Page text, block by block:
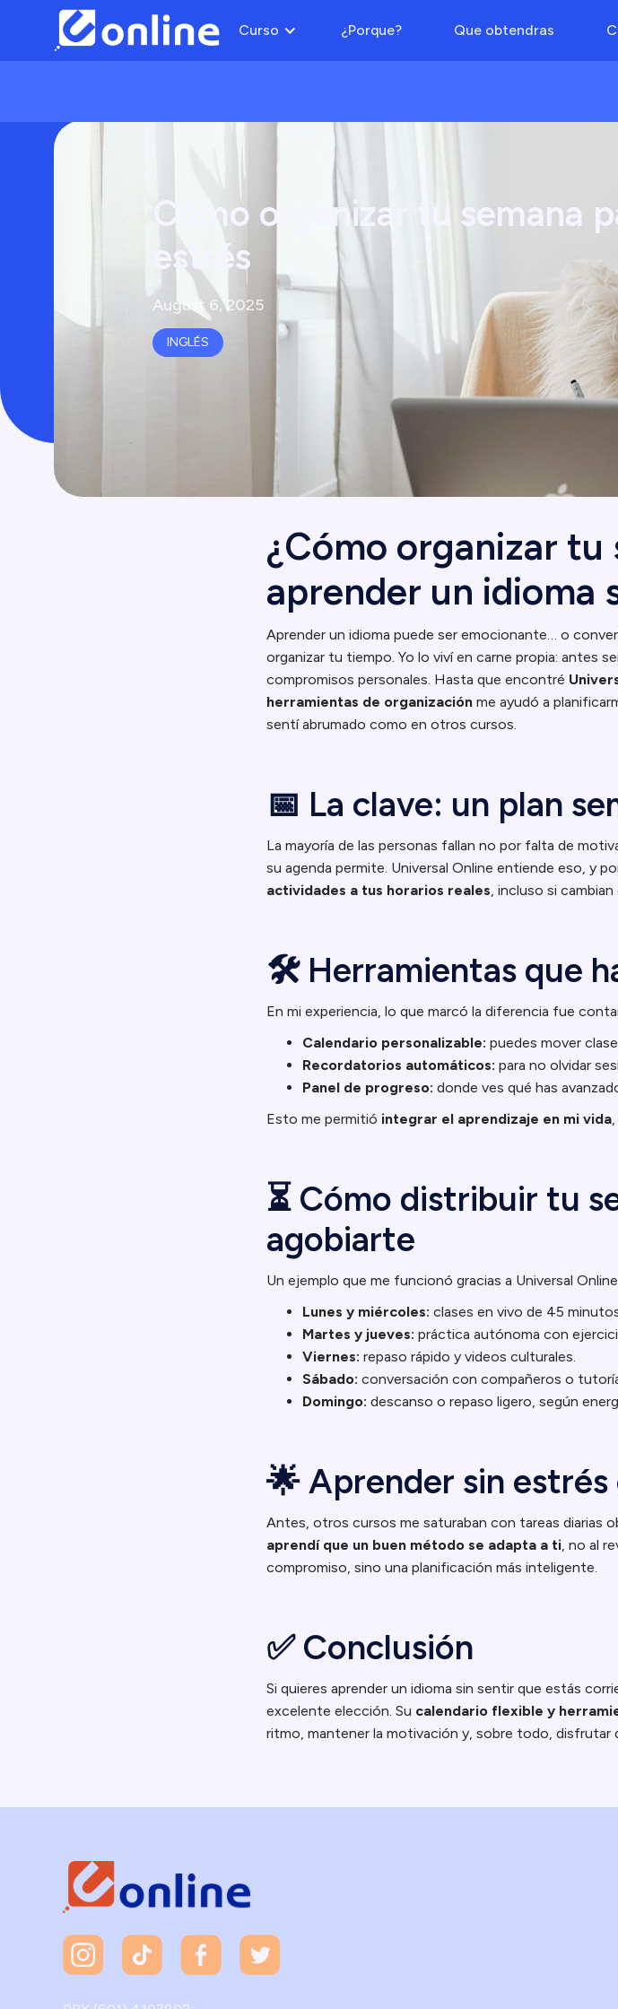
Curso ¿Porque? Que obtendras
Cómo organizar tu semana
estrés
August 6, 2025
INGLÉS
¿Cómo organizar tu
aprender un idioma
Aprender un idioma puede ser emocionante… o
organizar tu tiempo. Yo lo viví en carne propia: antes
compromisos personales. Hasta que encontré
herramientas de organización me ayudó a
sentí abrumado como en otros cursos.
📅 La clave: un plan
La mayoría de las personas fallan no por falta de
su agenda permite. Universal Online entiende eso, y
actividades a tus horarios reales, incluso si cambian
🛠️ Herramientas que
En mi experiencia, lo que marcó la diferencia fue
Calendario personalizable: puedes mover
Recordatorios automáticos: para no olvidar
Panel de progreso: donde ves qué has
Esto me permitió integrar el aprendizaje en mi vida
⏳ Cómo distribuir tu
agobiarte
Un ejemplo que me funcionó gracias a Universal
Lunes y miércoles: clases en vivo de 45
Martes y jueves: práctica autónoma con
Viernes: repaso rápido y videos culturales.
Sábado: conversación con compañeros o
Domingo: descanso o repaso ligero, según
🌟 Aprender sin estrés
Antes, otros cursos me saturaban con tareas diarias
aprendí que un buen método se adapta a ti, no al
compromiso, sino una planificación más inteligente.
✅ Conclusión
Si quieres aprender un idioma sin sentir que estás
excelente elección. Su calendario flexible y
ritmo, mantener la motivación y, sobre todo, disfrutar